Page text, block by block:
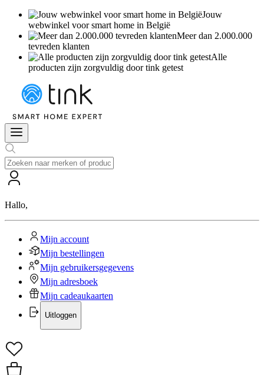
Jouw
webwinkel voor smart home in België
Meer dan 2.000.000
tevreden klanten
Alle
producten zijn zorgvuldig door tink getest
Hallo,
Mijn account
Mijn bestellingen
Mijn gebruikersgegevens
Mijn adresboek
Mijn cadeaukaarten
Uitloggen